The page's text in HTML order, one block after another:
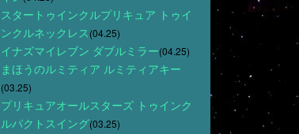
スタートゥインクルプリキュア トゥイ
ンクルネックレス(04.25)
イナズマイレブン ダブルミラー(04.25)
まほうのルミティア ルミティアキー
(03.25)
プリキュアオールスターズ トゥインク
ルパクトスイング(03.25)